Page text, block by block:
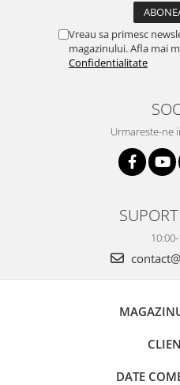
Vreau sa primesc
magazinului. Afla mai
Confidentialitate
Urmareste-ne
DATE